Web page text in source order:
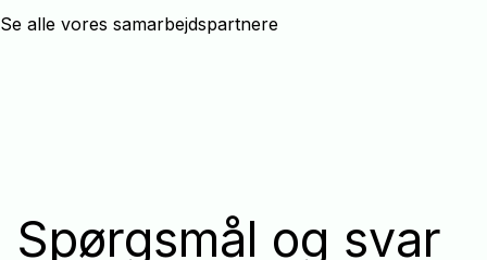
Se alle vores samarbejdspartnere
Spørgsmål og svar